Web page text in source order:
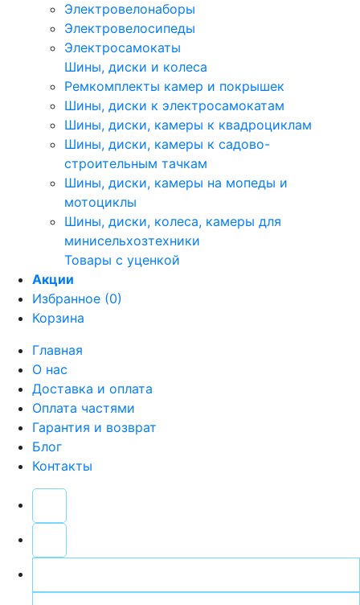
Электровелонаборы
Электровелосипеды
Электросамокаты
Шины, диски и колеса
Ремкомплекты камер и покрышек
Шины, диски к электросамокатам
Шины, диски, камеры к квадроциклам
Шины, диски, камеры к садово-
строительным тачкам
Шины, диски, камеры на мопеды и
мотоциклы
Шины, диски, колеса, камеры для
минисельхозтехники
Товары с уценкой
Акции
Избранное (0)
Корзина
Главная
О нас
Доставка и оплата
Оплата частями
Гарантия и возврат
Блог
Контакты